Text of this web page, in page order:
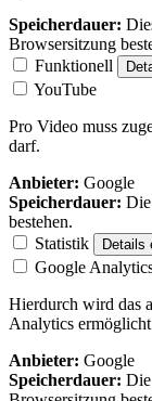
Speicherdauer:
Browsersitzung
Funktionell
YouTube
Pro Video muss
darf.
Anbieter: Google
Speicherdauer:
bestehen.
Statistik
Details
Google
Hierdurch wird das
Analytics
Anbieter: Google
Speicherdauer: